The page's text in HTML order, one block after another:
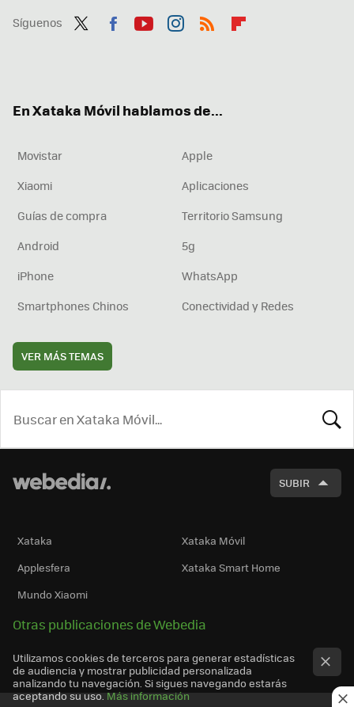
Síguenos
En Xataka Móvil hablamos de...
Movistar
Apple
Xiaomi
Aplicaciones
Guías de compra
Territorio Samsung
Android
5g
iPhone
WhatsApp
Smartphones Chinos
Conectividad y Redes
VER MÁS TEMAS
SUBIR
Xataka
Xataka Móvil
Applesfera
Xataka Smart Home
Mundo Xiaomi
Otras publicaciones de Webedia
Utilizamos cookies de terceros para generar estadísticas
de audiencia y mostrar publicidad personalizada
analizando tu navegación. Si sigues navegando estarás
aceptando su uso. Más información